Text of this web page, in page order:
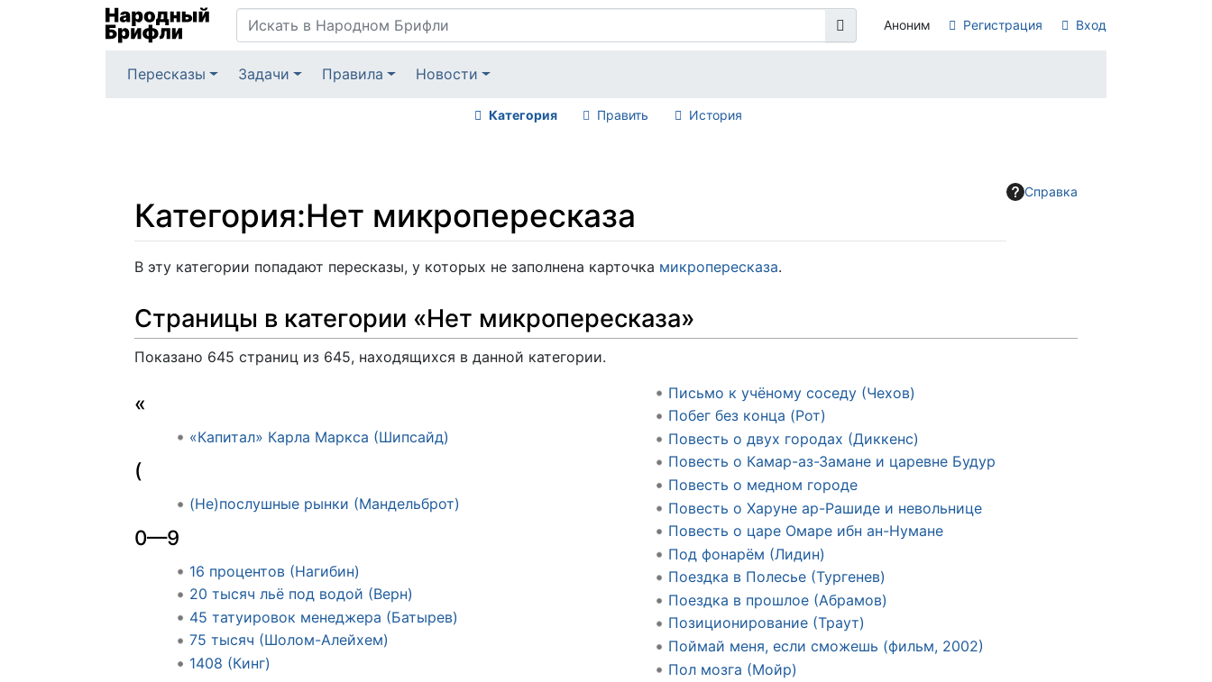
Аноним Регистрация Вход
Пересказы Задачи Правила Новости
Категория Править История
Справка
Категория:Нет микропересказа
Перейти к:навигация,поиск
В эту категории попадают пересказы, у которых не заполнена карточка микропересказа.
Страницы в категории «Нет микропересказа»
Показано 645 страниц из 645, находящихся в данной категории.
«
«Капитал» Карла Маркса (Шипсайд)
(
(Не)послушные рынки (Мандельброт)
0—9
16 процентов (Нагибин)
20 тысяч льё под водой (Верн)
45 татуировок менеджера (Батырев)
75 тысяч (Шолом-Алейхем)
1408 (Кинг)
Письмо к учёному соседу (Чехов)
Побег без конца (Рот)
Повесть о двух городах (Диккенс)
Повесть о Камар-аз-Замане и царевне Будур
Повесть о медном городе
Повесть о Харуне ар-Рашиде и невольнице
Повесть о царе Омаре ибн ан-Нумане
Под фонарём (Лидин)
Поездка в Полесье (Тургенев)
Поездка в прошлое (Абрамов)
Позиционирование (Траут)
Поймай меня, если сможешь (фильм, 2002)
Пол мозга (Мойр)